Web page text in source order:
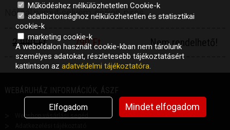
Női sál pamut-selyem, csíkos, piros
2 990 Ft 790 Ft Nem rendelhető!
WEBÁRUHÁZ INFORMÁCIÓK, ÁSZF
Webshop vásárlási segéd
Működéshez nélkülözhetetlen Cookie-k
adatbiztonsághoz nélkülözhetetlen és statisztikai
cookie-k
marketing cookie-k
A weboldalon használt cookie-kban nem tárolunk
személyes adatokat, részletesebb tájékoztatásért
kattintson az adatvédelmi tájékoztatóra.
Elfogadom Mindet elfogadom